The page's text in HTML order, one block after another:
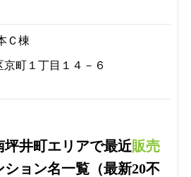
Ｃ棟
町１丁目１４－６
坪井町エリアで最近販売
ション名一覧（最新20不